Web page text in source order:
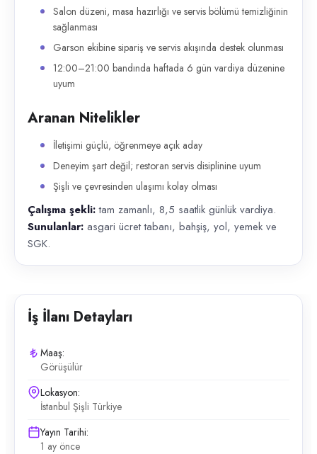
Salon düzeni, masa hazırlığı ve servis bölümü temizliğinin
sağlanması
Garson ekibine sipariş ve servis akışında destek olunması
12:00–21:00 bandında haftada 6 gün vardiya düzenine
uyum
Aranan Nitelikler
İletişimi güçlü, öğrenmeye açık aday
Deneyim şart değil; restoran servis disiplinine uyum
Şişli ve çevresinden ulaşımı kolay olması
Çalışma şekli:tam zamanlı, 8,5 saatlik günlük vardiya.
Sunulanlar: asgari ücret tabanı, bahşiş, yol, yemek ve
SGK.
İş İlanı Detayları
Maaş:
Görüşülür
Lokasyon:
İstanbul Şişli Türkiye
Yayın Tarihi:
1 ay önce